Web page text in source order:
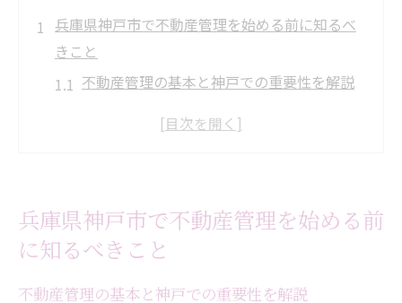
兵庫県神戸市で不動産管理を始める前に知るべ
きこと
不動産管理の基本と神戸での重要性を解説
神戸の不動産市場動向と管理の最新事情
資産価値を守るための神戸の不動産管理対
策
信頼できる不動産パートナー選びの新常識
兵庫県神戸市で不動産管理を始める前
に知るべきこと
不動産管理の基本と神戸での重要性を解説